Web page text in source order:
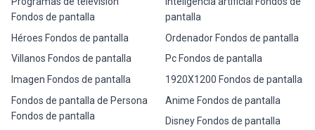
Fondos de pantalla
Héroes Fondos de pantalla
Villanos Fondos de pantalla
Imagen Fondos de pantalla
Fondos de pantalla de Persona
Fondos de pantalla
pantalla
Ordenador Fondos de pantalla
Pc Fondos de pantalla
1920X1200 Fondos de pantalla
Anime Fondos de pantalla
Disney Fondos de pantalla